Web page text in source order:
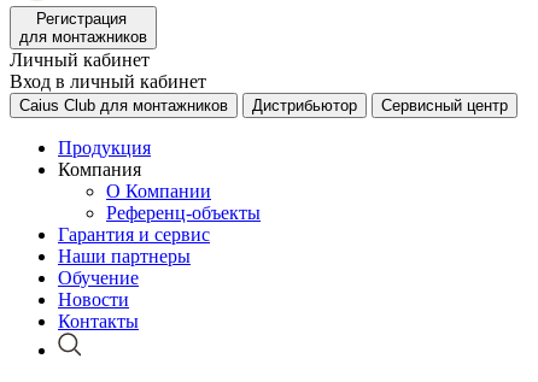
Регистрация
для монтажников
Личный кабинет
Вход в личный кабинет
Caius Club для монтажников Дистрибьютор Сервисный центр
Продукция
Компания
О Компании
Референц-объекты
Гарантия и сервис
Наши партнеры
Обучение
Новости
Контакты